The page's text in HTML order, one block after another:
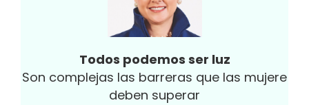
Todos podemos ser luz
Son complejas las barreras que las mujere
deben superar